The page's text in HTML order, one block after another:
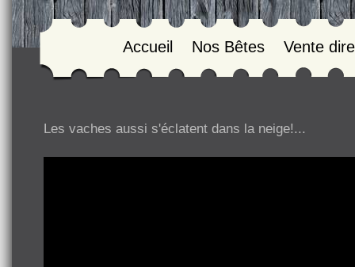
Accueil Nos Bêtes Vente
Les vaches aussi s'éclatent dans la neige!...